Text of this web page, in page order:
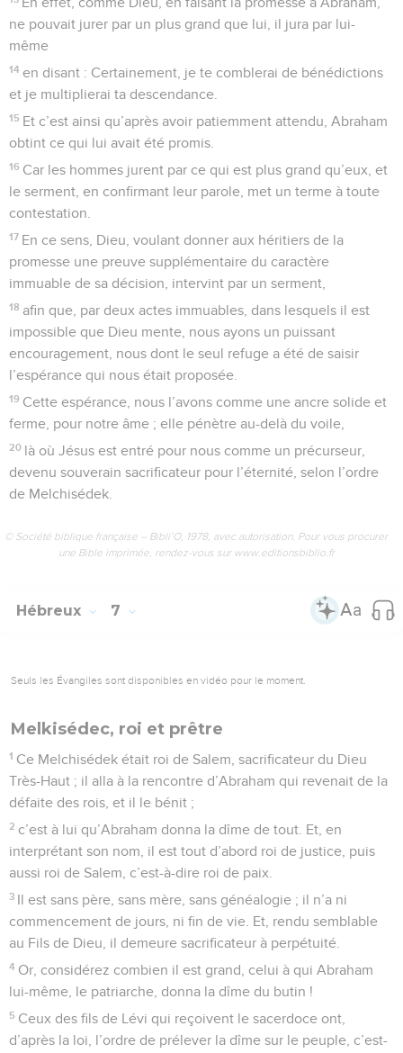
ne pouvait jurer par un plus grand que lui, il jura par lui-
même
14 en disant : Certainement, je te comblerai de bénédictions
et je multiplierai ta descendance.
15 Et c’est ainsi qu’après avoir patiemment attendu, Abraham
obtint ce qui lui avait été promis.
16 Car les hommes jurent par ce qui est plus grand qu’eux, et
le serment, en confirmant leur parole, met un terme à toute
contestation.
17 En ce sens, Dieu, voulant donner aux héritiers de la
promesse une preuve supplémentaire du caractère
immuable de sa décision, intervint par un serment,
18 afin que, par deux actes immuables, dans lesquels il est
impossible que Dieu mente, nous ayons un puissant
encouragement, nous dont le seul refuge a été de saisir
l’espérance qui nous était proposée.
19 Cette espérance, nous l’avons comme une ancre solide et
ferme, pour notre âme ; elle pénètre au-delà du voile,
20 là où Jésus est entré pour nous comme un précurseur,
devenu souverain sacrificateur pour l’éternité, selon l’ordre
de Melchisédek.
© Société biblique française – Bibli’O, 1978, avec autorisation. Pour vous procurer
une Bible imprimée, rendez-vous sur www.editionsbiblio.fr
Hébreux 7
Seuls les Évangiles sont disponibles en vidéo pour le moment.
Melkisédec, roi et prêtre
1 Ce Melchisédek était roi de Salem, sacrificateur du Dieu
Très-Haut ; il alla à la rencontre d’Abraham qui revenait de la
défaite des rois, et il le bénit ;
2 c’est à lui qu’Abraham donna la dîme de tout. Et, en
interprétant son nom, il est tout d’abord roi de justice, puis
aussi roi de Salem, c’est-à-dire roi de paix.
3 Il est sans père, sans mère, sans généalogie ; il n’a ni
commencement de jours, ni fin de vie. Et, rendu semblable
au Fils de Dieu, il demeure sacrificateur à perpétuité.
4 Or, considérez combien il est grand, celui à qui Abraham
lui-même, le patriarche, donna la dîme du butin !
5 Ceux des fils de Lévi qui reçoivent le sacerdoce ont,
d’après la loi, l’ordre de prélever la dîme sur le peuple, c’est-